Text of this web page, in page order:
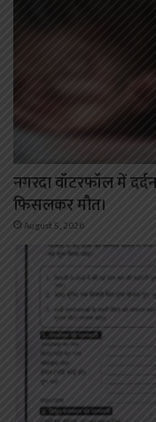
नगरदा वॉटरफॉल में
फिसलकर मौत।
August 5, 2026